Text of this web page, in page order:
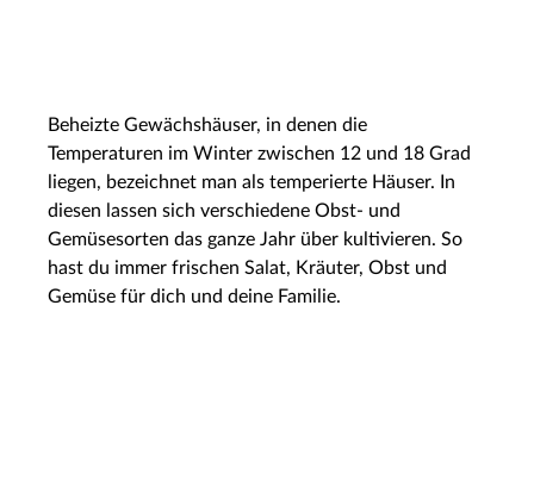
Beheizte Gewächshäuser, in denen die
Temperaturen im Winter zwischen 12 und 18 Grad
liegen, bezeichnet man als temperierte Häuser. In
diesen lassen sich verschiedene Obst- und
Gemüsesorten das ganze Jahr über kultivieren. So
hast du immer frischen Salat, Kräuter, Obst und
Gemüse für dich und deine Familie.